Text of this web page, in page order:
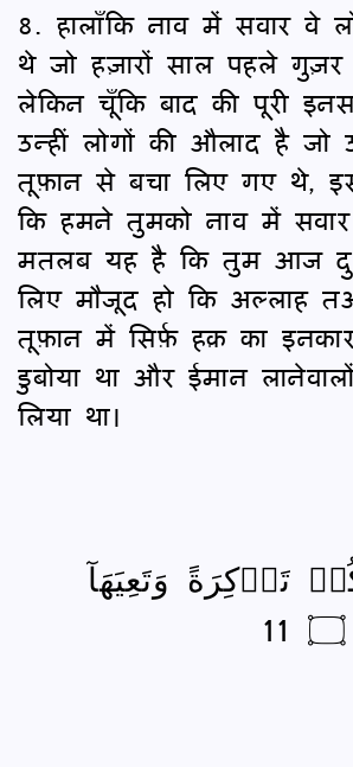
8. हालाँकि नाव में सवार वे
थे जो हज़ारों साल पहले
लेकिन चूँकि बाद की पूरी
उन्हीं लोगों की औलाद है
तूफ़ान से बचा लिए गए थे,
कि हमने तुमको नाव में सवार
मतलब यह है कि तुम आज
लिए मौजूद हो कि अल्लाह
तूफ़ान में सिर्फ़ हक़ का
डुबोया था और ईमान
लिया था।
تَذۡكِرَةً وَتَعِيَهَآ